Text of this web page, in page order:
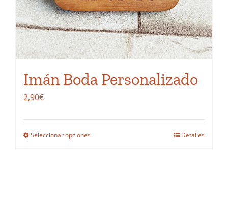
Imán Boda Personalizado
2,90€
Seleccionar opcionesEste
Detalles